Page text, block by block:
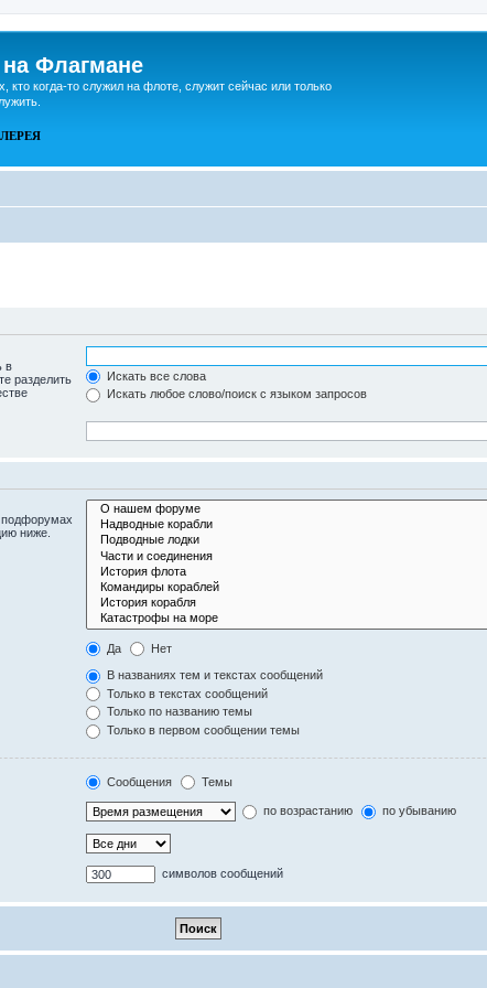
Флагмане
кто когда-то служил на флоте, служит сейчас или только
в
разделить
Искать все слова
Искать любое слово/поиск с языком запросов
ниже.
Да Нет
В названиях тем и текстах сообщений
Только в текстах сообщений
Только по названию темы
Только в первом сообщении темы
Сообщения Темы
по возрастанию по убыванию
символов сообщений